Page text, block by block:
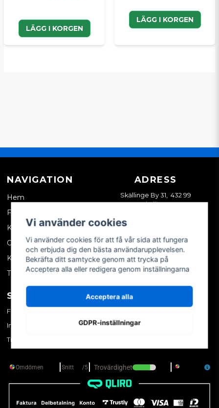
LÄGG I KORGEN
LÄGG I KORGEN
NAVIGATION
Hem
Företagskund
Kontakta oss
Om oss
Köpvillkor
Tips & trix
ADRESS
Skällinge By 31, 432 99
Skällinge
SOCIALA MEDIER
Facebook
Instagram
TikTok
MITT KONTO
Skapa konto
Vi använder cookies
Vi använder cookies för att få vår sida att fungera
och erbjuda dig den bästa användarupplevelsen.
Bekräfta ditt samtycke genom att trycka på
Acceptera alla eller redigera genom inställningarna
Acceptera alla
GDPR-inställningar